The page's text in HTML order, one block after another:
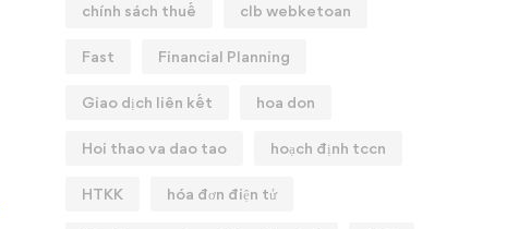
chính sách thuế clb webketoan
Fast Financial Planning
Giao dịch liên kết hoa don
Hoi thao va dao tao hoạch định tccn
HTKK hóa đơn điện tử